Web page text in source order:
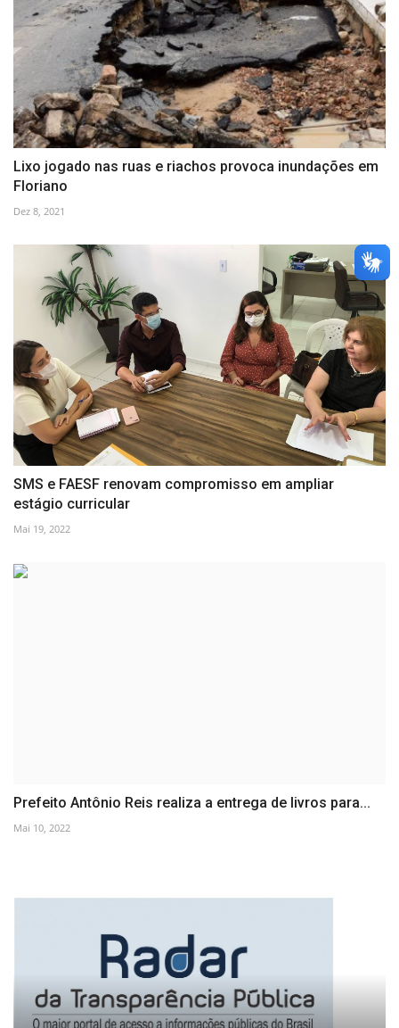
Lixo jogado nas ruas e riachos provoca inundações em
Floriano
Dez 8, 2021
SMS e FAESF renovam compromisso em ampliar
estágio curricular
Mai 19, 2022
Prefeito Antônio Reis realiza a entrega de livros para...
Mai 10, 2022